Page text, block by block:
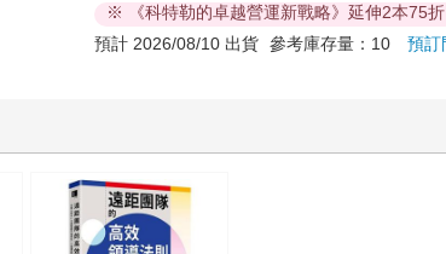
※ 《科特勒的卓越營運新戰略》延伸2本75折
預計 2026/08/10 出貨 參考庫存量：10預訂